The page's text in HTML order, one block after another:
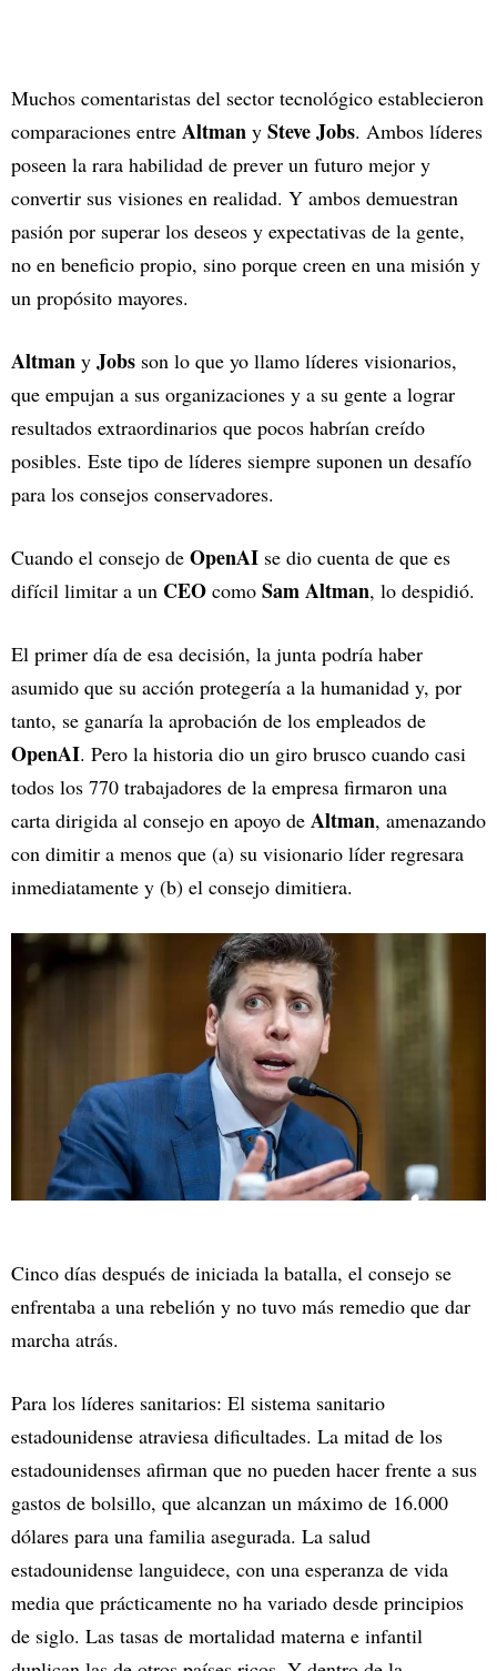
Muchos comentaristas del sector tecnológico establecieron
comparaciones entre Altman y Steve Jobs. Ambos líderes
poseen la rara habilidad de prever un futuro mejor y
convertir sus visiones en realidad. Y ambos demuestran
pasión por superar los deseos y expectativas de la gente,
no en beneficio propio, sino porque creen en una misión y
un propósito mayores.
Altman y Jobs son lo que yo llamo líderes visionarios,
que empujan a sus organizaciones y a su gente a lograr
resultados extraordinarios que pocos habrían creído
posibles. Este tipo de líderes siempre suponen un desafío
para los consejos conservadores.
Cuando el consejo de OpenAI se dio cuenta de que es
difícil limitar a un CEO como Sam Altman, lo despidió.
El primer día de esa decisión, la junta podría haber
asumido que su acción protegería a la humanidad y, por
tanto, se ganaría la aprobación de los empleados de
OpenAI. Pero la historia dio un giro brusco cuando casi
todos los 770 trabajadores de la empresa firmaron una
carta dirigida al consejo en apoyo de Altman, amenazando
con dimitir a menos que (a) su visionario líder regresara
inmediatamente y (b) el consejo dimitiera.
Cinco días después de iniciada la batalla, el consejo se
enfrentaba a una rebelión y no tuvo más remedio que dar
marcha atrás.
Para los líderes sanitarios: El sistema sanitario
estadounidense atraviesa dificultades. La mitad de los
estadounidenses afirman que no pueden hacer frente a sus
gastos de bolsillo, que alcanzan un máximo de 16.000
dólares para una familia asegurada. La salud
estadounidense languidece, con una esperanza de vida
media que prácticamente no ha variado desde principios
de siglo. Las tasas de mortalidad materna e infantil